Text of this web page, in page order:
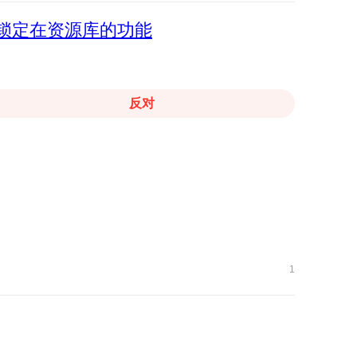
定在资源库的功能
反对
1